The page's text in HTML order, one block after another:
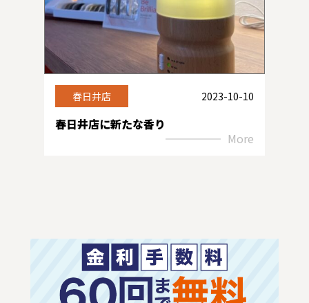
2023-10-10
春日井店に新たな香り
More
春日井店